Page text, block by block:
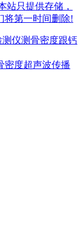
站只提供存储，
将第一时间删除!
测仪测骨密度跟钙
密度超声波传播